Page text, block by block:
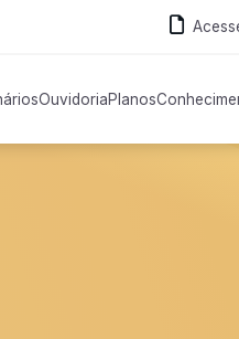
OuvidoriaPlanos